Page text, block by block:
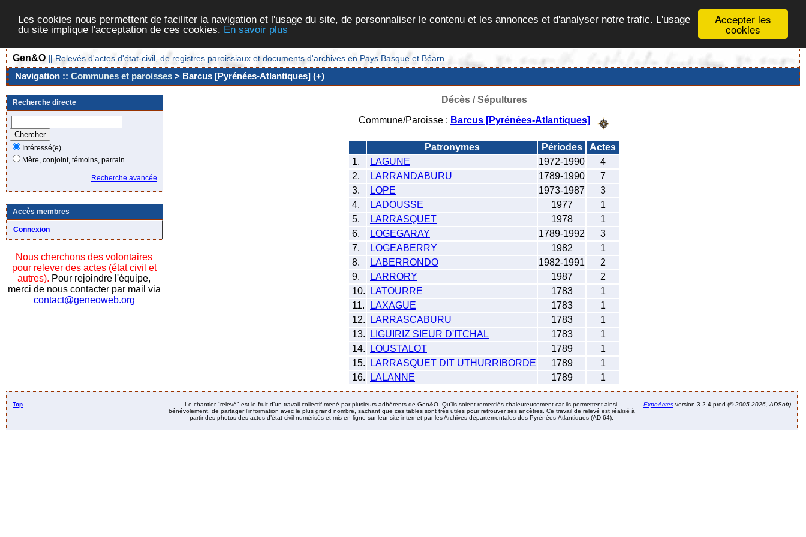
Accepter les
cookies
Les cookies nous permettent de faciliter la navigation et l'usage du site, de personnaliser le contenu et les annonces et d'analyser notre trafic. L'usage
du site implique l'acceptation de ces cookies. En savoir plus
Gen&O || Relevés d'actes d'état-civil, de registres paroissiaux et documents d'archives en Pays Basque et Béarn
Navigation :: Communes et paroisses > Barcus [Pyrénées-Atlantiques] (+)
Recherche directe
Intéressé(e)
Mère, conjoint, témoins, parrain...
Recherche avancée
Accès membres
Connexion
Nous cherchons des volontaires
pour relever des actes (état civil et
autres). Pour rejoindre l'équipe,
merci de nous contacter par mail via
contact@geneoweb.org
Décès / Sépultures
Commune/Paroisse : Barcus [Pyrénées-Atlantiques]
Patronymes Périodes
Actes
1.
LAGUNE 1972-1990
4
2.
LARRANDABURU 1789-1990
7
3.
LOPE 1973-1987
3
4.
LADOUSSE 1977
1
5.
LARRASQUET 1978
1
6.
LOGEGARAY 1789-1992
3
7.
LOGEABERRY 1982
1
8.
LABERRONDO 1982-1991
2
9.
LARRORY 1987
2
10.
LATOURRE 1783
1
11.
LAXAGUE 1783
1
12.
LARRASCABURU 1783
1
13.
LIGUIRIZ SIEUR D'ITCHAL 1783
1
14.
LOUSTALOT 1789
1
15.
LARRASQUET DIT UTHURRIBORDE 1789
1
16.
LALANNE 1789 1
Top
Le chantier "relevé" est le fruit d’un travail collectif mené par plusieurs adhérents de Gen&O. Qu’ils soient remerciés chaleureusement car ils permettent ainsi,
bénévolement, de partager l’information avec le plus grand nombre, sachant que ces tables sont très utiles pour retrouver ses ancêtres. Ce travail de relevé est réalisé à
partir des photos des actes d’état civil numérisés et mis en ligne sur leur site internet par les Archives départementales des Pyrénées-Atlantiques (AD 64).
ExpoActesversion 3.2.4-prod (©2005-2026, ADSoft)